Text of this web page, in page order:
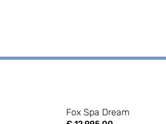
Fox Spa Dream